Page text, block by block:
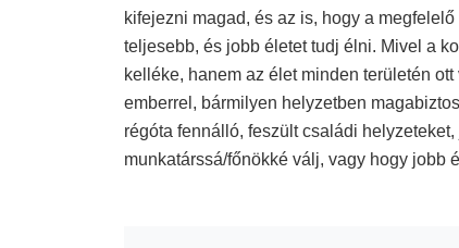
kifejezni magad, és az is, hogy a
teljesebb, és jobb életet tudj élni. Mivel a
kelléke, hanem az élet minden területén
emberrel, bármilyen helyzetben
régóta fennálló, feszült családi
munkatárssá/főnökké válj, vagy hogy jobb